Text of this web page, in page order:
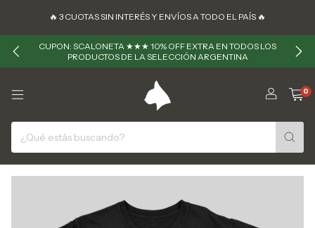
🔥 ㅤㅤ3 CUOTAS SIN INTERÉS Y ENVÍOS A TODO EL PAÍS 🔥
CUPON: SCALONETA ★★★ 10% OFF EXTRA EN TODOS LOS
PRODUCTOS DE LA SELECCIÓN ARGENTINA
0